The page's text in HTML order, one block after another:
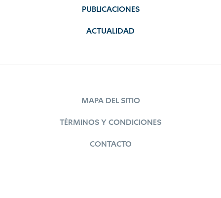
PUBLICACIONES
ACTUALIDAD
MAPA DEL SITIO
TÉRMINOS Y CONDICIONES
CONTACTO